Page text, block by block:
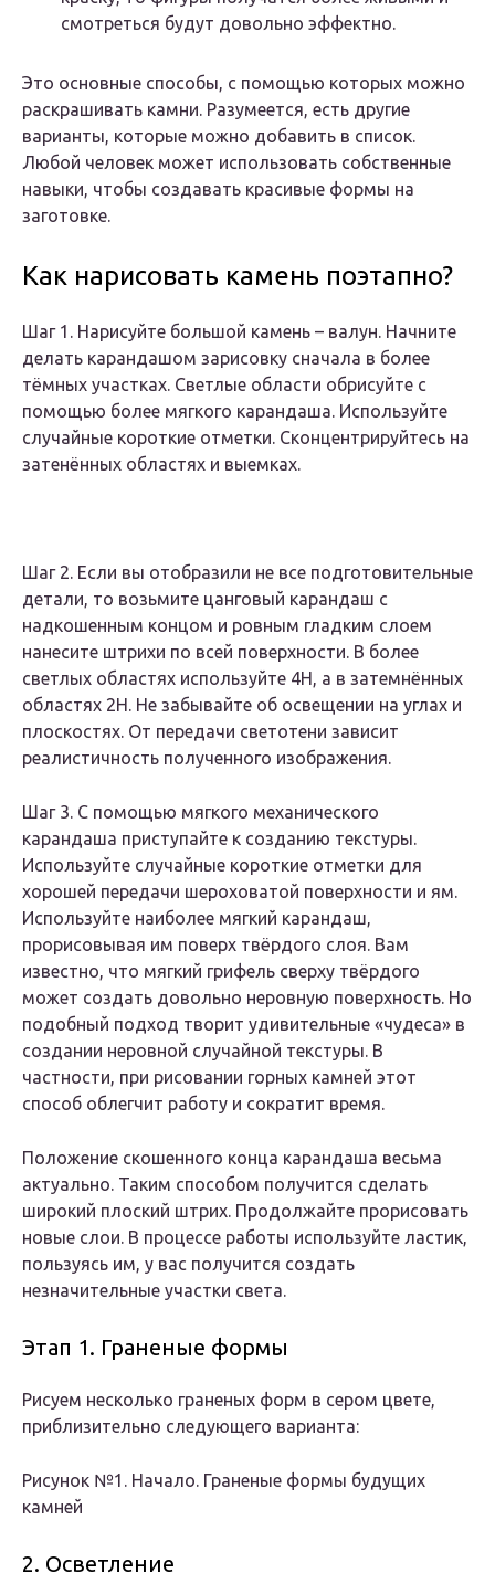
смотреться будут довольно эффектно.
Это основные способы, с помощью которых можно
раскрашивать камни. Разумеется, есть другие
варианты, которые можно добавить в список.
Любой человек может использовать собственные
навыки, чтобы создавать красивые формы на
заготовке.
Как нарисовать камень поэтапно?
Шаг 1. Нарисуйте большой камень – валун. Начните
делать карандашом зарисовку сначала в более
тёмных участках. Светлые области обрисуйте с
помощью более мягкого карандаша. Используйте
случайные короткие отметки. Сконцентрируйтесь на
затенённых областях и выемках.
Шаг 2. Если вы отобразили не все подготовительные
детали, то возьмите цанговый карандаш с
надкошенным концом и ровным гладким слоем
нанесите штрихи по всей поверхности. В более
светлых областях используйте 4Н, а в затемнённых
областях 2H. Не забывайте об освещении на углах и
плоскостях. От передачи светотени зависит
реалистичность полученного изображения.
Шаг 3. С помощью мягкого механического
карандаша приступайте к созданию текстуры.
Используйте случайные короткие отметки для
хорошей передачи шероховатой поверхности и ям.
Используйте наиболее мягкий карандаш,
прорисовывая им поверх твёрдого слоя. Вам
известно, что мягкий грифель сверху твёрдого
может создать довольно неровную поверхность. Но
подобный подход творит удивительные «чудеса» в
создании неровной случайной текстуры. В
частности, при рисовании горных камней этот
способ облегчит работу и сократит время.
Положение скошенного конца карандаша весьма
актуально. Таким способом получится сделать
широкий плоский штрих. Продолжайте прорисовать
новые слои. В процессе работы используйте ластик,
пользуясь им, у вас получится создать
незначительные участки света.
Этап 1. Граненые формы
Рисуем несколько граненых форм в сером цвете,
приблизительно следующего варианта:
Рисунок №1. Начало. Граненые формы будущих
камней
2. Осветление